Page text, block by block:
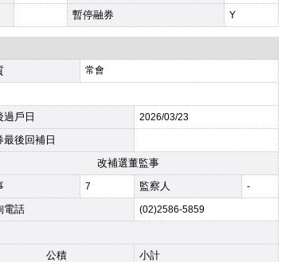
暫停融券 Y
常會
過戶日 2026/03/23
最後回補日
改補選董監事
7 監察人 -
電話 (02)2586-5859
公積
小計